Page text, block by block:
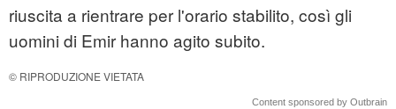
riuscita a rientrare per l'orario stabilito, così gli
uomini di Emir hanno agito subito.
© RIPRODUZIONE VIETATA
Content sponsored by Outbrain